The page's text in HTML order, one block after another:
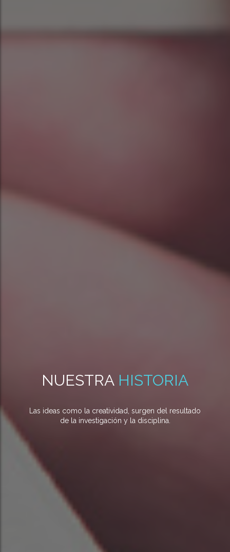
NUESTRA HISTORIA
Las ideas como la creatividad, surgen del resultado
de la investigación y la disciplina.